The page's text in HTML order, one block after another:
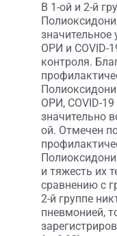
В 1-ой и 2-й
значительное
ОРИ и COVID-
контроля.
ОРИ, COVID-19
значительно
ой. Отмечен
и тяжесть их
сравнению с
2-й группе
пневмонией,